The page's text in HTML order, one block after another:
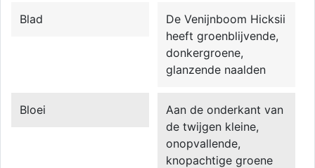
Blad
De Venijnboom Hicksii
heeft groenblijvende,
donkergroene,
glanzende naalden
Bloei
Aan de onderkant van
de twijgen kleine,
onopvallende,
knopachtige groene